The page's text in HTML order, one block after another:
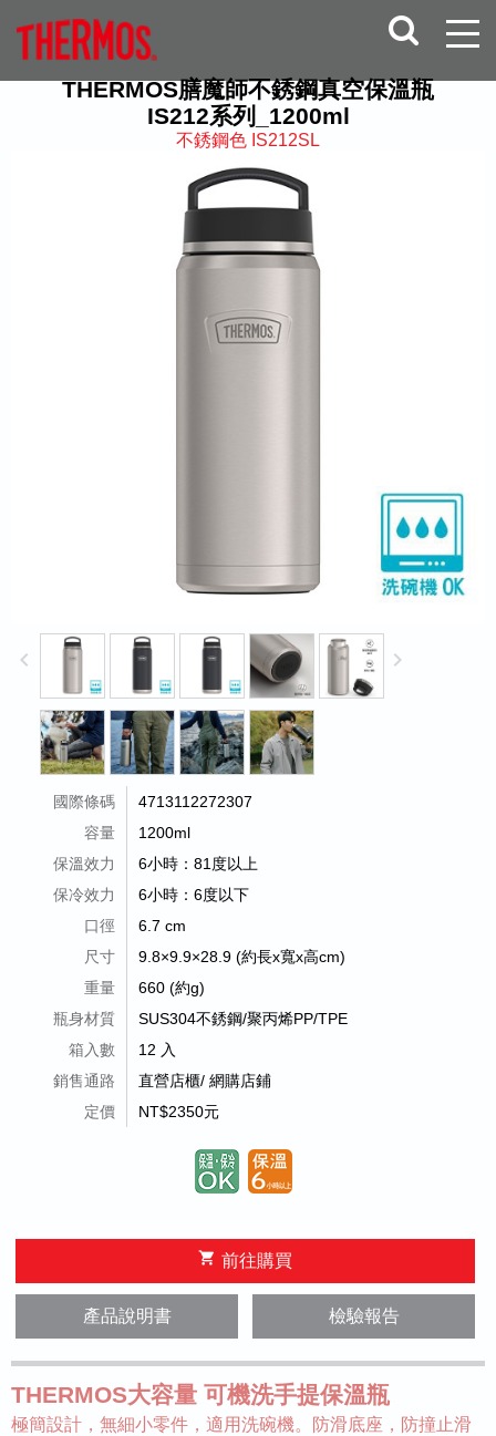
THERMOS膳魔師不銹鋼真空保溫瓶
IS212系列_1200ml
不銹鋼色 IS212SL
keyboard_arrow_left keyboard_arrow_right
國際條碼
4713112272307
容量
1200ml
保溫效力
6小時：81度以上
保冷效力
6小時：6度以下
口徑
6.7 cm
尺寸
9.8×9.9×28.9 (約長x寬x高cm)
重量
660 (約g)
瓶身材質
SUS304不銹鋼/聚丙烯PP/TPE
箱入數
12 入
銷售通路
直營店櫃/ 網購店鋪
定價
NT$2350元
shopping_cart 前往購買
產品說明書 檢驗報告
THERMOS大容量 可機洗手提保溫瓶
極簡設計，無細小零件，適用洗碗機。防滑底座，防撞止滑